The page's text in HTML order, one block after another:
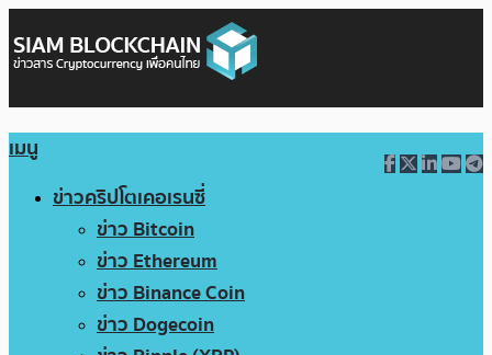
เมนู
ข่าวคริปโตเคอเรนซี่
ข่าว Bitcoin
ข่าว Ethereum
ข่าว Binance Coin
ข่าว Dogecoin